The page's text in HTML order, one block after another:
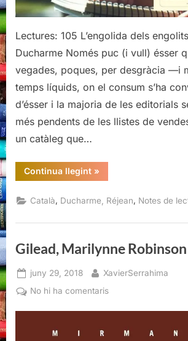
Lectures: 105 L’engolida dels
Ducharme Només puc (i vull) ésser
vegades, poques, per desgràcia —i
temps líquids, on el consum s’ha
d’ésser i la majoria de les editorials
més pendents de les llistes de
un catàleg que…
Continua llegint“L’engolida
dels
Réjean
Ducharme”
»
Català Ducharme, Réjean Notes de
Gilead, Marilynne Robinson
Posted
on
juny 29, 2018 By
XavierSerrahima
No hi ha comentarisa
Robinson